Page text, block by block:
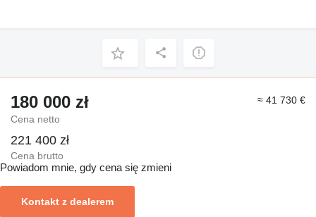
180 000 zł
Cena netto
≈ 41 730 €
221 400 zł
Cena brutto
Powiadom mnie, gdy cena się zmieni
Kontakt z dealerem